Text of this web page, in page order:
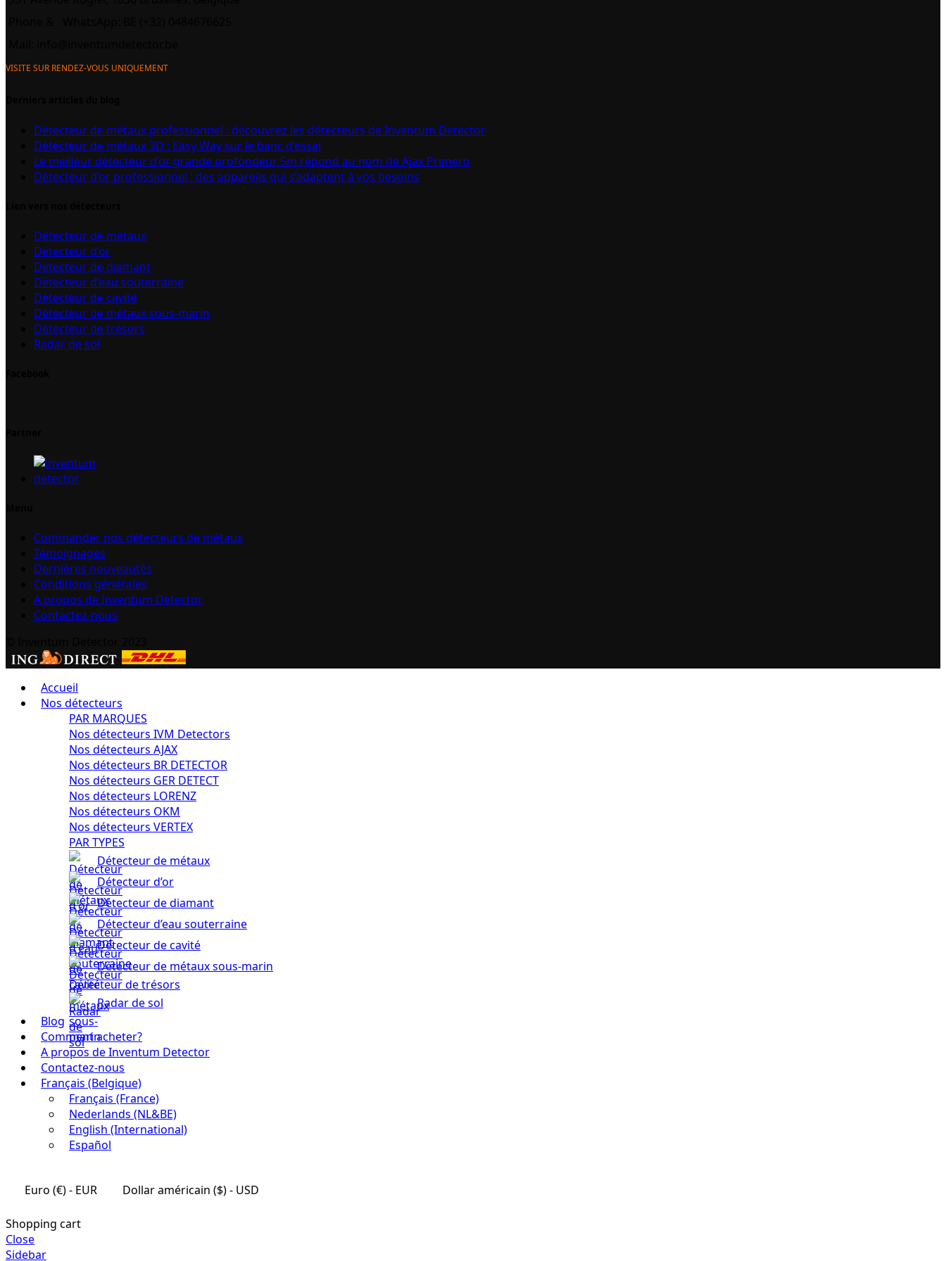
VISITE SUR RENDEZ-VOUS UNIQUEMENT
Détecteur de métaux professionnel : découvrez les détecteurs de Inventum Detector
Détecteur de métaux 3D : Easy Way sur le banc d’essai
Le meilleur détecteur d’or grande profondeur 5m répond au nom de Ajax Primero
Détecteur d’or professionnel : des appareils qui s’adaptent à vos besoins
Détecteur de métaux
Détecteur d’or
Détecteur de diamant
Détecteur d’eau souterraine
Détecteur de cavité
Détecteur de métaux sous-marin
Détecteur de trésors
Radar de sol
Commander nos détecteurs de métaux
Témoignages
Dernières nouveautés
Conditions générales
A propos de Inventum Detector
Contactez-nous
Accueil
Nos détecteurs
PAR MARQUES
Nos détecteurs IVM Detectors
Nos détecteurs AJAX
Nos détecteurs BR DETECTOR
Nos détecteurs GER DETECT
Nos détecteurs LORENZ
Nos détecteurs OKM
Nos détecteurs VERTEX
PAR TYPES
Détecteur de métaux
Détecteur d’or
Détecteur de diamant
Détecteur d’eau souterraine
Détecteur de cavité
Détecteur de métaux sous-marin
Détecteur de trésors
Radar de sol
Blog
Comment acheter?
A propos de Inventum Detector
Contactez-nous
Français (Belgique)
Français (France)
Nederlands (NL&BE)
English (International)
Español
Euro (€) - EUR Dollar américain ($) - USD
Shopping cart
Close
Sidebar